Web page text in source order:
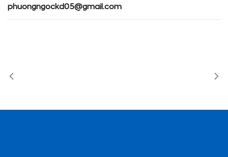
phuongngockd05@gmail.com